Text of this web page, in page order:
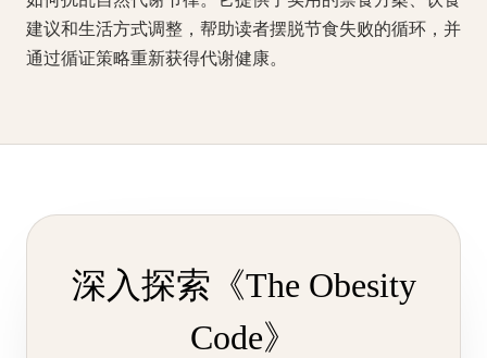
建议和生活方式调整，帮助读者摆脱节食失败的循环，并
通过循证策略重新获得代谢健康。
深入探索《The Obesity
Code》